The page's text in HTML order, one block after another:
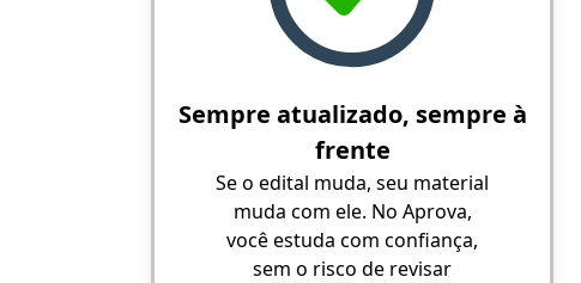
Sempre atualizado, sempre à
frente
Se o edital muda, seu material
muda com ele. No Aprova,
você estuda com confiança,
sem o risco de revisar